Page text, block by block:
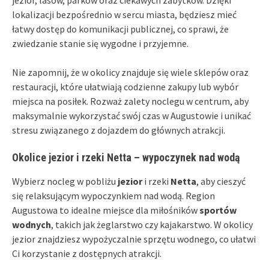
lokalizacji bezpośrednio w sercu miasta, będziesz mieć
łatwy dostęp do komunikacji publicznej, co sprawi, że
zwiedzanie stanie się wygodne i przyjemne.
Nie zapomnij, że w okolicy znajduje się wiele sklepów oraz
restauracji, które ułatwiają codzienne zakupy lub wybór
miejsca na posiłek. Rozważ zalety noclegu w centrum, aby
maksymalnie wykorzystać swój czas w Augustowie i unikać
stresu związanego z dojazdem do głównych atrakcji.
Okolice jezior i rzeki Netta – wypoczynek nad wodą
Wybierz nocleg w pobliżu jeziori rzeki Netta, aby cieszyć
się relaksującym wypoczynkiem nad wodą. Region
Augustowa to idealne miejsce dla miłośnikówsportów
wodnych, takich jak żeglarstwo czy kajakarstwo. W okolicy
jezior znajdziesz wypożyczalnie sprzętu wodnego, co ułatwi
Ci korzystanie z dostępnych atrakcji.